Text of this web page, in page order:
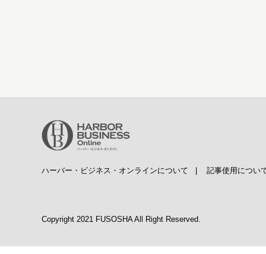
ハーバー・ビジネス・オンラインについて 記事使用につい
Copyright 2021 FUSOSHA All Right Reserved.